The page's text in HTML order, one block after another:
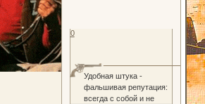
Удобная штука -
фальшивая репутация:
всегда с собой и не
0